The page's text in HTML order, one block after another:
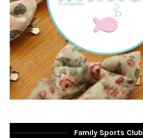
Family Sports Club